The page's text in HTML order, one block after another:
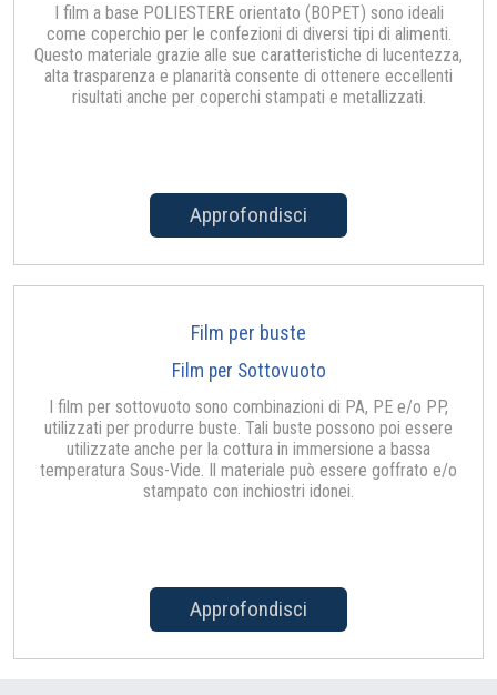
I film a base POLIESTERE orientato (BOPET) sono ideali
come coperchio per le confezioni di diversi tipi di alimenti.
Questo materiale grazie alle sue caratteristiche di lucentezza,
alta trasparenza e planarità consente di ottenere eccellenti
risultati anche per coperchi stampati e metallizzati.
Approfondisci
Film per buste
Film per Sottovuoto
I film per sottovuoto sono combinazioni di PA, PE e/o PP,
utilizzati per produrre buste. Tali buste possono poi essere
utilizzate anche per la cottura in immersione a bassa
temperatura Sous-Vide. Il materiale può essere goffrato e/o
stampato con inchiostri idonei.
Approfondisci